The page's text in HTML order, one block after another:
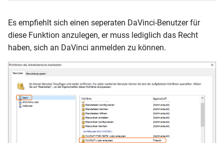
Es empfiehlt sich einen seperaten DaVinci-Benutzer für
diese Funktion anzulegen, er muss lediglich das Recht
haben, sich an DaVinci anmelden zu können.